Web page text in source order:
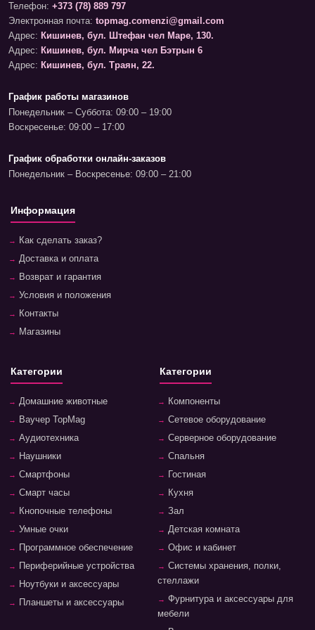
Телефон: +373 (78) 889 797
Электронная почта: topmag.comenzi@gmail.com
Адрес: Кишинев, бул. Штефан чел Маре, 130.
Адрес: Кишинев, бул. Мирча чел Бэтрын 6
Адрес: Кишинев, бул. Траян, 22.
График работы магазинов
Понедельник – Суббота: 09:00 – 19:00
Воскресенье: 09:00 – 17:00
График обработки онлайн-заказов
Понедельник – Воскресенье: 09:00 – 21:00
Информация
Как сделать заказ?
Доставка и оплата
Возврат и гарантия
Условия и положения
Контакты
Магазины
Категории
Домашние животные
Ваучер TopMag
Аудиотехника
Наушники
Смартфоны
Смарт часы
Кнопочные телефоны
Умные очки
Программное обеспечение
Периферийные устройства
Ноутбуки и аксессуары
Планшеты и аксессуары
Категории
Компоненты
Сетевое оборудование
Серверное оборудование
Спальня
Гостиная
Кухня
Зал
Детская комната
Офис и кабинет
Системы хранения, полки,
стеллажи
Фурнитура и аксессуары для
мебели